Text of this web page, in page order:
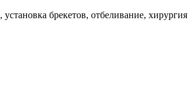
брекетов, отбеливание, хирургия